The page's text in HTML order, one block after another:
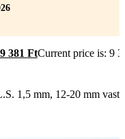
9 381 FtCurrent price is: 9
1,5 mm, 12-20 mm